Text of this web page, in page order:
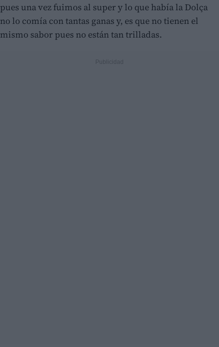
pues una vez fuimos al super y lo que había la Dolça
no lo comía con tantas ganas y, es que no tienen el
mismo sabor pues no están tan trilladas.